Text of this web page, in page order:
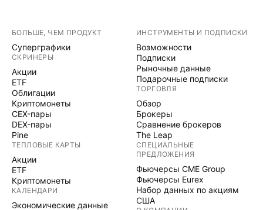
БОЛЬШЕ, ЧЕМ ПРОДУКТ
Суперграфики
СКРИНЕРЫ
Акции
ETF
Облигации
Криптомонеты
CEX-пары
DEX-пары
Pine
ТЕПЛОВЫЕ КАРТЫ
Акции
ETF
Криптомонеты
КАЛЕНДАРИ
Экономические данные
ИНСТРУМЕНТЫ И ПОДПИСКИ
Возможности
Подписки
Рыночные данные
Подарочные подписки
ТОРГОВЛЯ
Обзор
Брокеры
Сравнение брокеров
The Leap
СПЕЦИАЛЬНЫЕ
ПРЕДЛОЖЕНИЯ
Фьючерсы CME Group
Фьючерсы Eurex
Набор данных по акциям
США